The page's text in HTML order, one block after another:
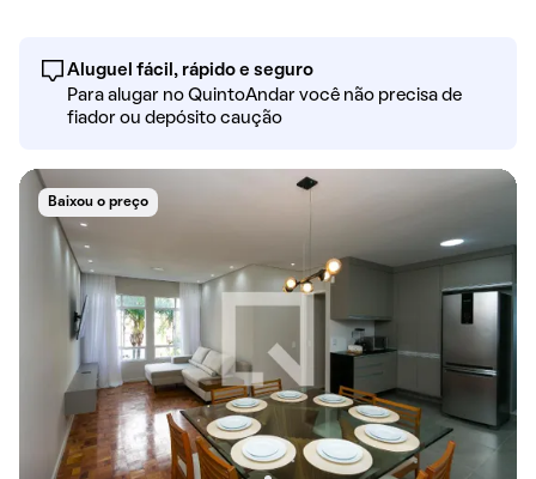
Aluguel fácil, rápido e seguro
Para alugar no QuintoAndar você não precisa de
fiador ou depósito caução
Baixou o preço